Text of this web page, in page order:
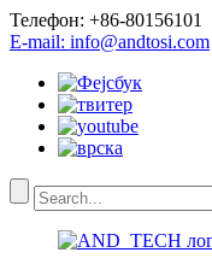
Телефон: +86-80156101
E-mail: info@andtosi.com